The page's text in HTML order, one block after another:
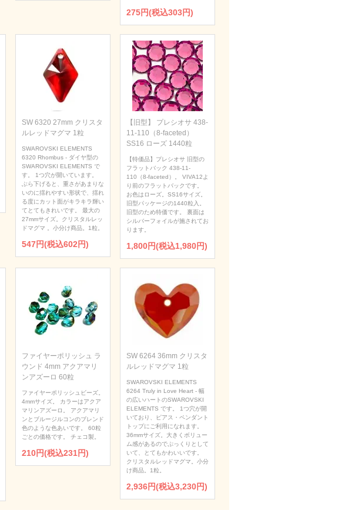
275円(税込303円)
SW 6320 27mm クリスタ
ルレッドマグマ 1粒
SWAROVSKI ELEMENTS
6320 Rhombus - ダイヤ型の
SWAROVSKI ELEMENTS で
す。 1つ穴が開いています。
ぶら下げると、重さがあまりな
いのに揺れやすい形状で、揺れ
る度にカット面がキラキラ輝い
てとてもきれいです。 最大の
27mmサイズ。クリスタルレッ
ドマグマ 。小分け商品。1粒。
547円(税込602円)
【旧型】 プレシオサ 438-
11-110（8-faceted）
SS16 ローズ 1440粒
【特価品】プレシオサ 旧型の
フラットバック 438-11-
110（8-faceted）。 VIVA12よ
り前のフラットバックです。
お色はローズ。SS16サイズ。
旧型パッケージの1440粒入。
旧型のため特価です。 裏面は
シルバーフォイルが施されてお
ります。
1,800円(税込1,980円)
ファイヤーポリッシュ ラ
ウンド 4mm アクアマリ
ンアズーロ 60粒
ファイヤーポリッシュビーズ。
4mmサイズ。 カラーはアクア
マリンアズーロ。 アクアマリ
ンとブルージルコンのブレンド
色のような色あいです。 60粒
ごとの価格です。 チェコ製。
210円(税込231円)
SW 6264 36mm クリスタ
ルレッドマグマ 1粒
SWAROVSKI ELEMENTS
6264 Truly in Love Heart - 幅
の広いハートのSWAROVSKI
ELEMENTS です。 1つ穴が開
いており、ピアス・ペンダント
トップにご利用になれます。
36mmサイズ。大きくボリュー
ム感があるのでぷっくりとして
いて、とてもかわいいです。
クリスタルレッドマグマ。小分
け商品。1粒。
2,936円(税込3,230円)